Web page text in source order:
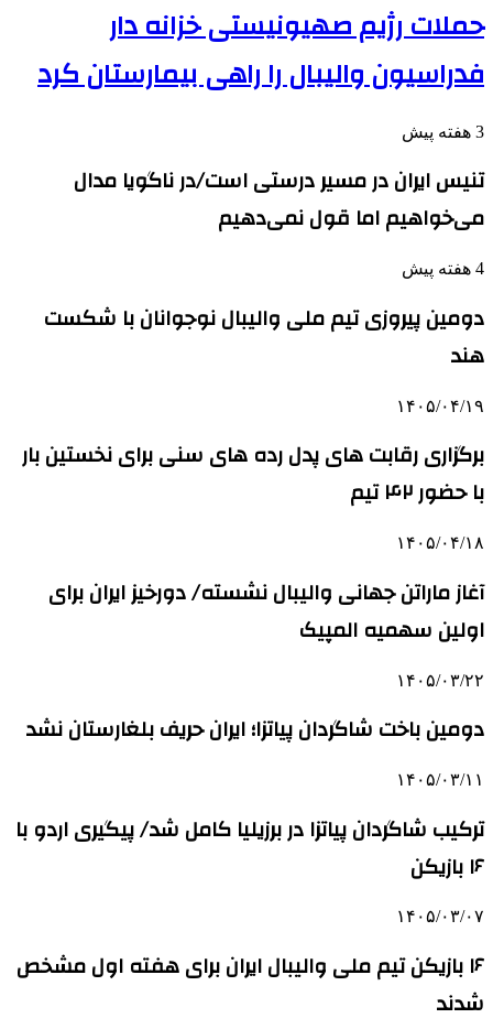
حملات رژیم صهیونیستی خزانه دار
فدراسیون والیبال را راهی بیمارستان کرد
3 هفته پیش
تنیس ایران در مسیر درستی است/در ناگویا مدال
می‌خواهیم اما قول نمی‌دهیم
4 هفته پیش
دومین پیروزی تیم ملی والیبال نوجوانان با شکست
هند
۱۴۰۵/۰۴/۱۹
برگزاری رقابت های پدل رده های سنی برای نخستین بار
با حضور ۴۲ تیم
۱۴۰۵/۰۴/۱۸
آغاز ماراتن جهانی والیبال نشسته/ دورخیز ایران برای
اولین سهمیه المپیک
۱۴۰۵/۰۳/۲۲
دومین باخت شاگردان پیاتزا؛ ایران حریف بلغارستان نشد
۱۴۰۵/۰۳/۱۱
ترکیب شاگردان پیاتزا در برزیلیا کامل شد/ پیگیری اردو با
۱۶ بازیکن
۱۴۰۵/۰۳/۰۷
۱۶ بازیکن تیم ملی والیبال ایران برای هفته اول مشخص
شدند